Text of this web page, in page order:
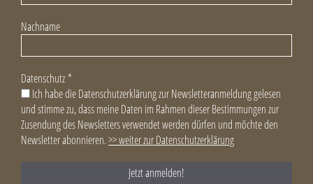
Nachname
Datenschutz *
Ich habe die Datenschutzerklärung zur Newsletteranmeldung gelesen
und stimme zu, dass meine Daten im Rahmen dieser Bestimmungen zur
Zusendung des Newsletters verwendet werden dürfen und möchte den
Newsletter abonnieren.>> weiter zur Datenschutzerklärung